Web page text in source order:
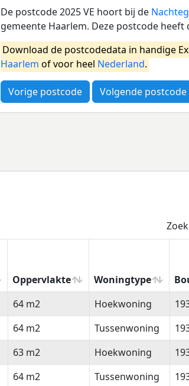
De postcode 2025 VE hoort bij de
gemeente Haarlem. Deze postcode
Download de postcodedata in handige
Haarlem of voor heel Nederland.
Vorige postcode Volgende postcode
Oppervlakte Woningtype
Oppervlakte Woningtype
64 m2 Hoekwoning
64 m2 Tussenwoning
63 m2 Hoekwoning
64 m2 Tussenwoning